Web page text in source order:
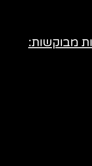
מבוקשות: